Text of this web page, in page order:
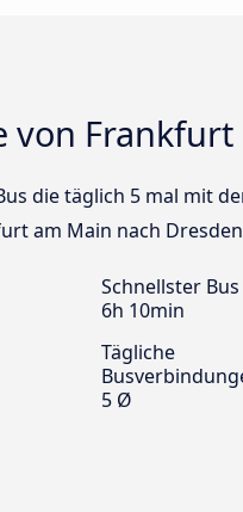
von
die täglich 5 mal mit
am Main nach
Schnellster Bus
6h 10min
Tägliche
5 Ø